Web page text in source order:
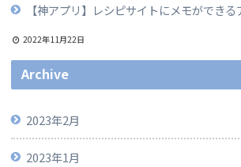
【神アプリ】レシピサイトにメモができる
2022年11月22日
Archive
2023年2月
2023年1月